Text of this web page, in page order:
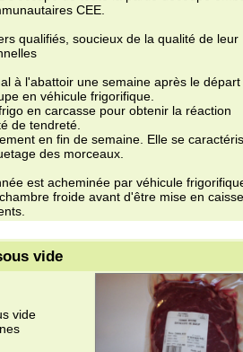
avant d'être mise en caissette
de la viande. En effet grâce à
la même situation qu'a